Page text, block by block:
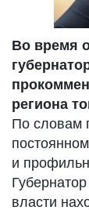
Во время
региона
По словам
и
власти